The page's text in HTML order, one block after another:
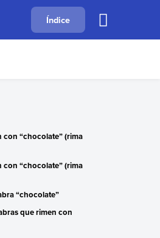
B C F
Índice
con “chocolate” (rima
con “chocolate” (rima
“chocolate”
que rimen con